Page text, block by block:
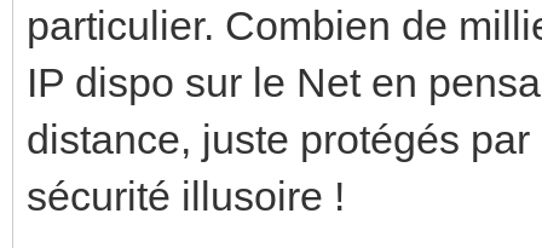
particulier. Combien de
IP dispo sur le Net en
distance, juste protégés
sécurité illusoire !